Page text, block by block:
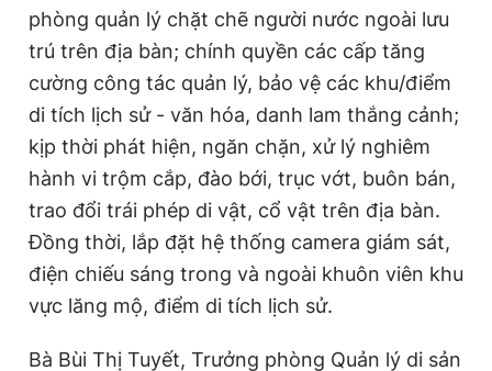
phòng quản lý chặt chẽ người nước ngoài lưu
trú trên địa bàn; chính quyền các cấp tăng
cường công tác quản lý, bảo vệ các khu/điểm
di tích lịch sử - văn hóa, danh lam thắng cảnh;
kịp thời phát hiện, ngăn chặn, xử lý nghiêm
hành vi trộm cắp, đào bới, trục vớt, buôn bán,
trao đổi trái phép di vật, cổ vật trên địa bàn.
Đồng thời, lắp đặt hệ thống camera giám sát,
điện chiếu sáng trong và ngoài khuôn viên khu
vực lăng mộ, điểm di tích lịch sử.
Bà Bùi Thị Tuyết, Trưởng phòng Quản lý di sản